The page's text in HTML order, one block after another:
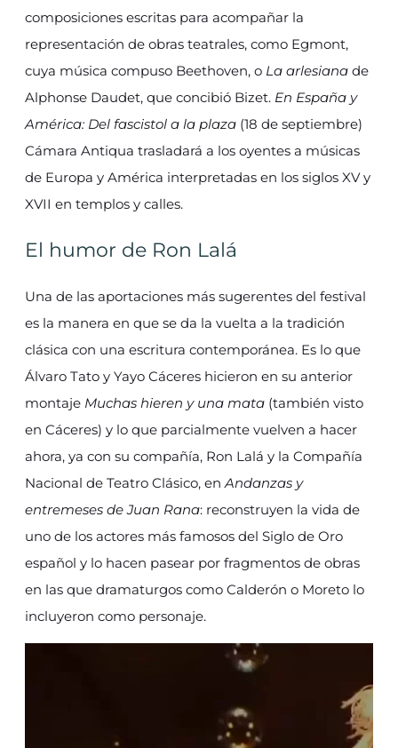
composiciones escritas para acompañar la
representación de obras teatrales, como Egmont,
cuya música compuso Beethoven, o La arlesiana de
Alphonse Daudet, que concibió Bizet. En España y
América: Del fascistol a la plaza (18 de septiembre)
Cámara Antiqua trasladará a los oyentes a músicas
de Europa y América interpretadas en los siglos XV y
XVII en templos y calles.
El humor de Ron Lalá
Una de las aportaciones más sugerentes del festival
es la manera en que se da la vuelta a la tradición
clásica con una escritura contemporánea. Es lo que
Álvaro Tato y Yayo Cáceres hicieron en su anterior
montaje Muchas hieren y una mata (también visto
en Cáceres) y lo que parcialmente vuelven a hacer
ahora, ya con su compañía, Ron Lalá y la Compañía
Nacional de Teatro Clásico, enAndanzas y
entremeses de Juan Rana: reconstruyen la vida de
uno de los actores más famosos del Siglo de Oro
español y lo hacen pasear por fragmentos de obras
en las que dramaturgos como Calderón o Moreto lo
incluyeron como personaje.